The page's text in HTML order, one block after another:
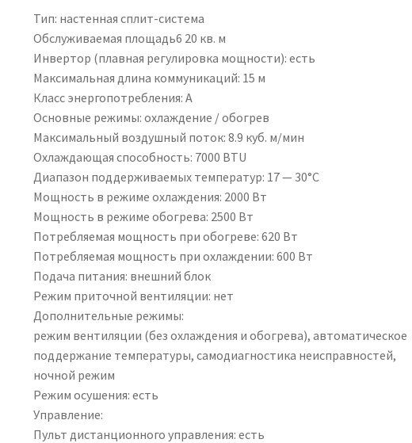
Тип: настенная сплит-система
Обслуживаемая площадь6 20 кв. м
Инвертор (плавная регулировка мощности): есть
Максимальная длина коммуникаций: 15 м
Класс энергопотребления: A
Основные режимы: охлаждение / обогрев
Максимальный воздушный поток: 8.9 куб. м/мин
Охлаждающая способность: 7000 BTU
Диапазон поддерживаемых температур: 17 — 30°С
Мощность в режиме охлаждения: 2000 Вт
Мощность в режиме обогрева: 2500 Вт
Потребляемая мощность при обогреве: 620 Вт
Потребляемая мощность при охлаждении: 600 Вт
Подача питания: внешний блок
Режим приточной вентиляции: нет
Дополнительные режимы:
режим вентиляции (без охлаждения и обогрева), автоматическое
поддержание температуры, самодиагностика неисправностей,
ночной режим
Режим осушения: есть
Управление:
Пульт дистанционного управления: есть